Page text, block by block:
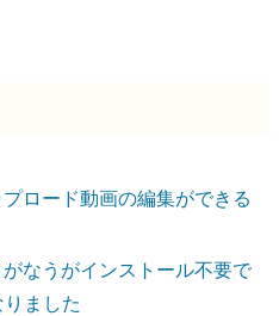
プロード動画の編集ができる
がなうがインストール不要で
ました